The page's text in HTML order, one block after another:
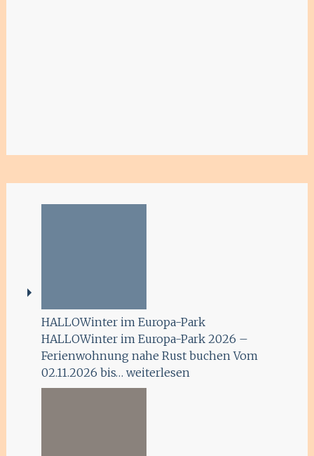
HALLOWinter im Europa-Park
HALLOWinter im Europa-Park 2026 –
Ferienwohnung nahe Rust buchen Vom
02.11.2026 bis… weiterlesen